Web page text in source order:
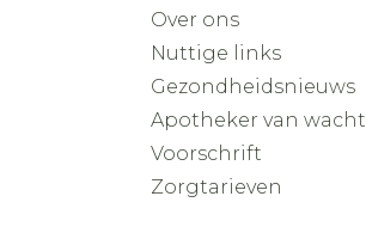
Over ons
Nuttige links
Gezondheidsnieuws
Apotheker van wacht
Voorschrift
Zorgtarieven